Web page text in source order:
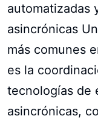
automatizadas
asincrónicas
más comunes
es la
tecnologías de
asincrónicas,